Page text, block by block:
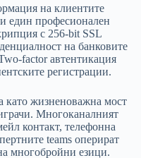
на клиентите
един професионален
с 256-bit SSL
на банковите
factor автентикация
регистрации.
като жизненоважна мост
Многоканалният
контакт, телефонна
teams оперират
многобройни езици.